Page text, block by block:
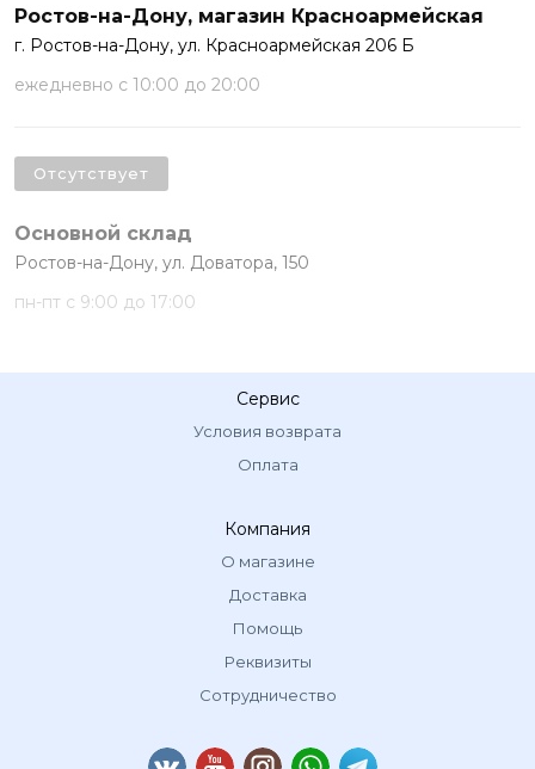
Ростов-на-Дону, магазин Красноармейская
г. Ростов-на-Дону, ул. Красноармейская 206 Б
ежедневно с 10:00 до 20:00
Основной склад
Ростов-на-Дону, ул. Доватора, 150
пн-пт с 9:00 до 17:00
Отсутствует
Сервис
Условия возврата
Оплата
Компания
О магазине
Доставка
Помощь
Реквизиты
Сотрудничество